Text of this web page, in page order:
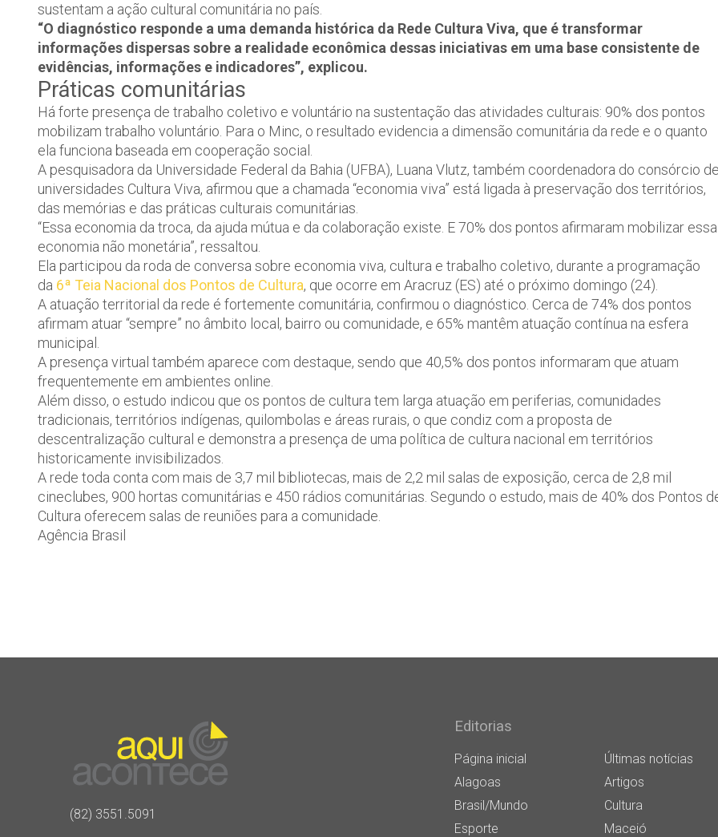
sustentam a ação cultural comunitária no país.
“O diagnóstico responde a uma demanda histórica da Rede Cultura Viva, que é transformar
informações dispersas sobre a realidade econômica dessas iniciativas em uma base consistente de
evidências, informações e indicadores”, explicou.
Práticas comunitárias
Há forte presença de trabalho coletivo e voluntário na sustentação das atividades culturais: 90% dos pontos
mobilizam trabalho voluntário. Para o Minc, o resultado evidencia a dimensão comunitária da rede e o quanto
ela funciona baseada em cooperação social.
A pesquisadora da Universidade Federal da Bahia (UFBA), Luana Vlutz, também coordenadora do consórcio
universidades Cultura Viva, afirmou que a chamada “economia viva” está ligada à preservação dos territórios,
das memórias e das práticas culturais comunitárias.
“Essa economia da troca, da ajuda mútua e da colaboração existe. E 70% dos pontos afirmaram mobilizar essa
economia não monetária”, ressaltou.
Ela participou da roda de conversa sobre economia viva, cultura e trabalho coletivo, durante a programação
da 6ª Teia Nacional dos Pontos de Cultura, que ocorre em Aracruz (ES) até o próximo domingo (24).
A atuação territorial da rede é fortemente comunitária, confirmou o diagnóstico. Cerca de 74% dos pontos
afirmam atuar “sempre” no âmbito local, bairro ou comunidade, e 65% mantêm atuação contínua na esfera
municipal.
A presença virtual também aparece com destaque, sendo que 40,5% dos pontos informaram que atuam
frequentemente em ambientes online.
Além disso, o estudo indicou que os pontos de cultura tem larga atuação em periferias, comunidades
tradicionais, territórios indígenas, quilombolas e áreas rurais, o que condiz com a proposta de
descentralização cultural e demonstra a presença de uma política de cultura nacional em territórios
historicamente invisibilizados.
A rede toda conta com mais de 3,7 mil bibliotecas, mais de 2,2 mil salas de exposição, cerca de 2,8 mil
cineclubes, 900 hortas comunitárias e 450 rádios comunitárias. Segundo o estudo, mais de 40% dos Pontos
Cultura oferecem salas de reuniões para a comunidade.
Agência Brasil
(82) 3551.5091
Editorias
Página inicial
Últimas notícias
Alagoas
Artigos
Brasil/Mundo
Cultura
Esporte
Maceió